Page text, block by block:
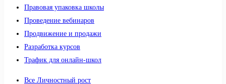
Правовая упаковка школы
Проведение вебинаров
Продвижение и продажи
Разработка курсов
Трафик для онлайн-школ
Все Личностный рост